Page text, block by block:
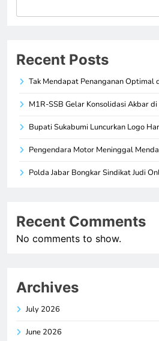
Recent Posts
Tak Mendapat Penanganan Optimal
M1R-SSB Gelar Konsolidasi Akbar di
Bupati Sukabumi Luncurkan Logo
Pengendara Motor Meninggal
Polda Jabar Bongkar Sindikat Judi
Recent Comments
No comments to show.
Archives
July 2026
June 2026